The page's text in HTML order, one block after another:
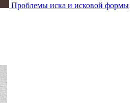
Проблемы иска и исковой формы